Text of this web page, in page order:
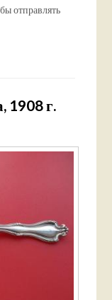
отправлять
1908 г.